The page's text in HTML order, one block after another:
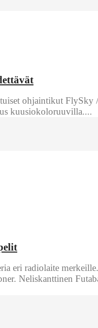
ohjaintikut FlySky
kuusiokoloruuvilla....
eri radiolaite
Neliskanttinen